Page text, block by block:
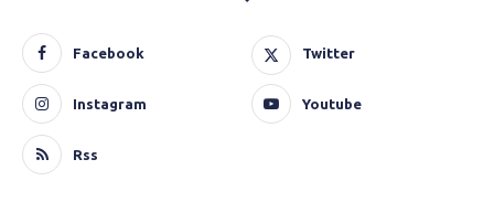
Facebook Twitter
Instagram Youtube
Rss